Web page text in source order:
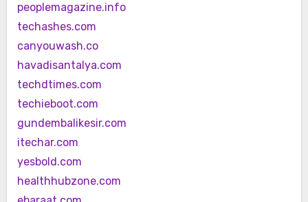
peoplemagazine.info
techashes.com
canyouwash.co
havadisantalya.com
techdtimes.com
techieboot.com
gundembalikesir.com
itechar.com
yesbold.com
healthhubzone.com